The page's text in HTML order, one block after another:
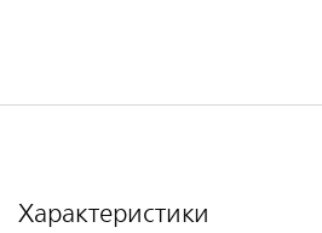
Характеристики